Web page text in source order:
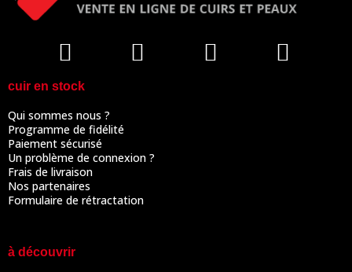
cuir en stock
Qui sommes nous ?
Programme de fidélité
Paiement sécurisé
Un problème de connexion ?
Frais de livraison
Nos partenaires
Formulaire de rétractation
à découvrir